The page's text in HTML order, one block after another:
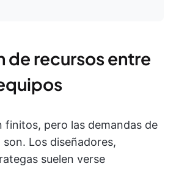
de recursos entre
finitos, pero las demandas de
Los diseñadores,
suelen verse